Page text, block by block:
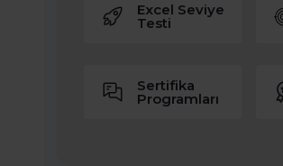
Excel Seviye
Testi
Sertifika
Programları